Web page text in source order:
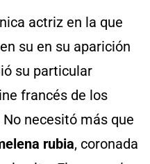
actriz en la que
su en su aparición
su particular
francés de los
No necesitó más que
rubia, coronada